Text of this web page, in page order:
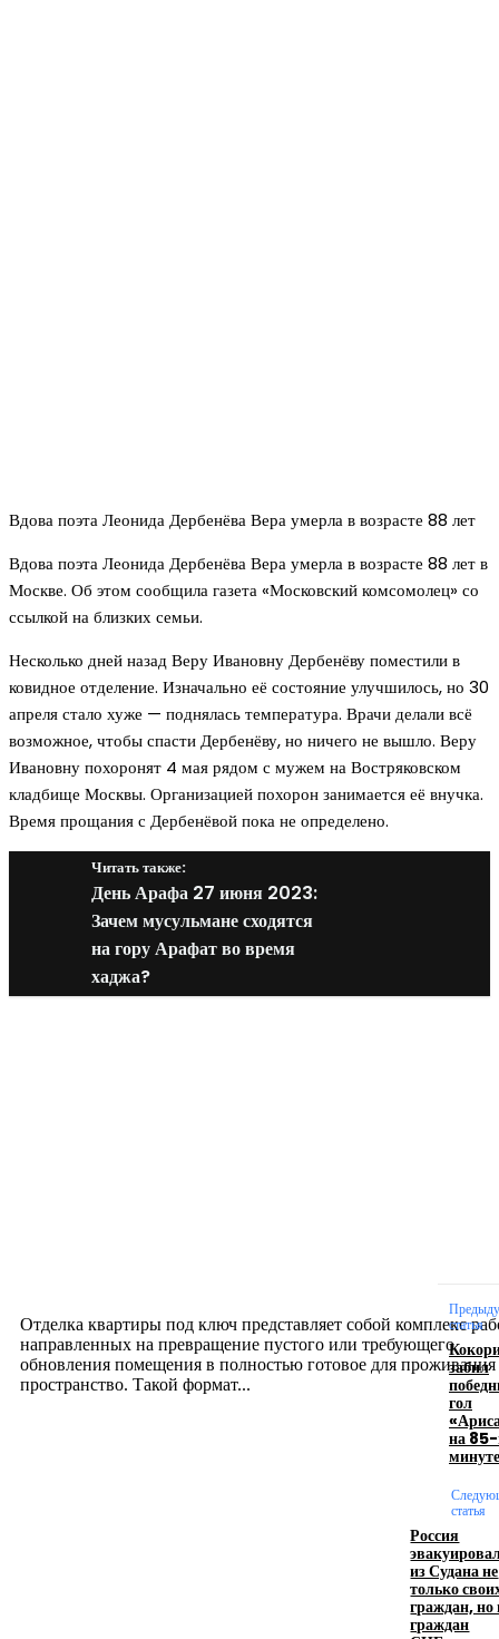
Вдова поэта Леонида Дербенёва Вера умерла в возрасте 88 лет
Вдова поэта Леонида Дербенёва Вера умерла в возрасте 88 лет в
Москве. Об этом сообщила газета «Московский комсомолец» со
ссылкой на близких семьи.
Несколько дней назад Веру Ивановну Дербенёву поместили в
ковидное отделение. Изначально её состояние улучшилось, но 30
апреля стало хуже — поднялась температура. Врачи делали всё
возможное, чтобы спасти Дербенёву, но ничего не вышло. Веру
Ивановну похоронят 4 мая рядом с мужем на Востряковском
кладбище Москвы. Организацией похорон занимается её внучка.
Время прощания с Дербенёвой пока не определено.
Читать также:
День Арафа 27 июня 2023:
Зачем мусульмане сходятся
на гору Арафат во время
хаджа?
Отделка квартиры под ключ представляет собой комплекс
направленных на превращение пустого или требующего
обновления помещения в полностью готовое для проживания
пространство. Такой формат...
Девушка в бокале: легендарный номер бурлеска
статья
забил
гол
на
минуте
статья
Россия
из Судана не
только
граждан, но
граждан